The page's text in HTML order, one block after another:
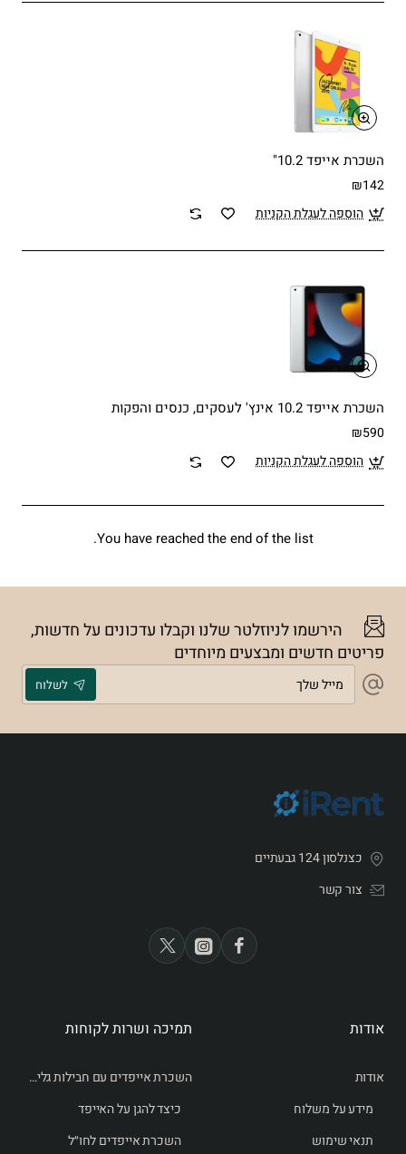
השכרת אייפד 10.2"
₪142
הוספה לעגלת הקניות
השכרת אייפד 10.2 אינץ' לעסקים, כנסים והפקות
₪590
הוספה לעגלת הקניות
You have reached the end of the list.
הירשמו לניוזלטר שלנו וקבלו עדכונים על חדשות,
פריטים חדשים ומבצעים מיוחדים
מייל
שלך
לשלוח
כצנלסון 124 גבעתיים
צור קשר
אודות
אודות
מידע על משלוח
תנאי שימוש
תמיכה ושרות לקוחות
השכרת אייפדים עם חבילות גלישה לחו״ל
כיצד להגן על האייפד
השכרת אייפדים לחו״ל